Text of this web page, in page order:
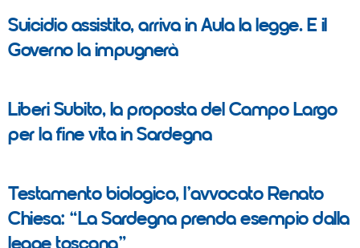
Suicidio assistito, arriva in Aula la legge. E il
Governo la impugnerà
Liberi Subito, la proposta del Campo Largo
per la fine vita in Sardegna
Testamento biologico, l’avvocato Renato
Chiesa: “La Sardegna prenda esempio dalla